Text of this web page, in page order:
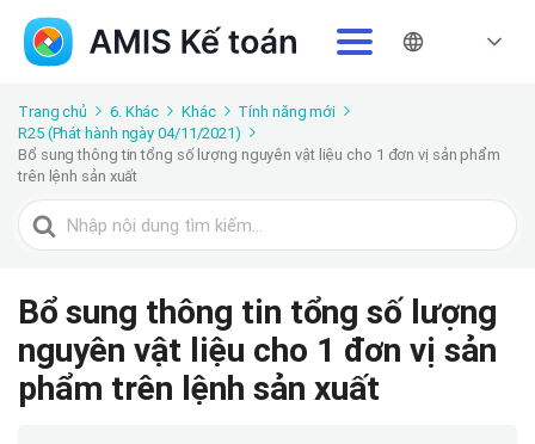
Trang chủ 6. Khác Khác
Tính năng mới
R25 (Phát hành ngày 04/11/2021)
Bổ sung thông tin tổng số lượng nguyên vật liệu cho 1 đơn vị sản phẩm
trên lệnh sản xuất
Tìm
kiếm
Bổ sung thông tin tổng số lượng
nguyên vật liệu cho 1 đơn vị sản
phẩm trên lệnh sản xuất